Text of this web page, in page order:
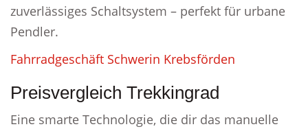
zuverlässiges Schaltsystem – perfekt für urbane
Pendler.
Fahrradgeschäft Schwerin Krebsförden
Preisvergleich Trekkingrad
Eine smarte Technologie, die dir das manuelle